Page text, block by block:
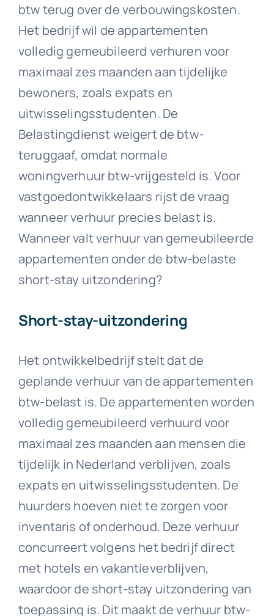
btw terug over de verbouwingskosten.
Het bedrijf wil de appartementen
volledig gemeubileerd verhuren voor
maximaal zes maanden aan tijdelijke
bewoners, zoals expats en
uitwisselingsstudenten. De
Belastingdienst weigert de btw-
teruggaaf, omdat normale
woningverhuur btw-vrijgesteld is. Voor
vastgoedontwikkelaars rijst de vraag
wanneer verhuur precies belast is.
Wanneer valt verhuur van gemeubileerde
appartementen onder de btw-belaste
short-stay uitzondering?
Short-stay-uitzondering
Het ontwikkelbedrijf stelt dat de
geplande verhuur van de appartementen
btw-belast is. De appartementen worden
volledig gemeubileerd verhuurd voor
maximaal zes maanden aan mensen die
tijdelijk in Nederland verblijven, zoals
expats en uitwisselingsstudenten. De
huurders hoeven niet te zorgen voor
inventaris of onderhoud. Deze verhuur
concurreert volgens het bedrijf direct
met hotels en vakantieverblijven,
waardoor de short-stay uitzondering van
toepassing is. Dit maakt de verhuur btw-